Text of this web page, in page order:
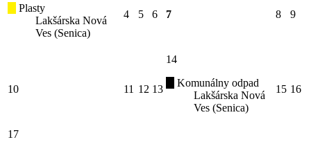
Plasty
Lakšárska Nová
Ves (Senica)
4 5 6 7 8 9
10 11 12 13
14
Komunálny odpad
Lakšárska Nová
Ves (Senica)
15 16
17